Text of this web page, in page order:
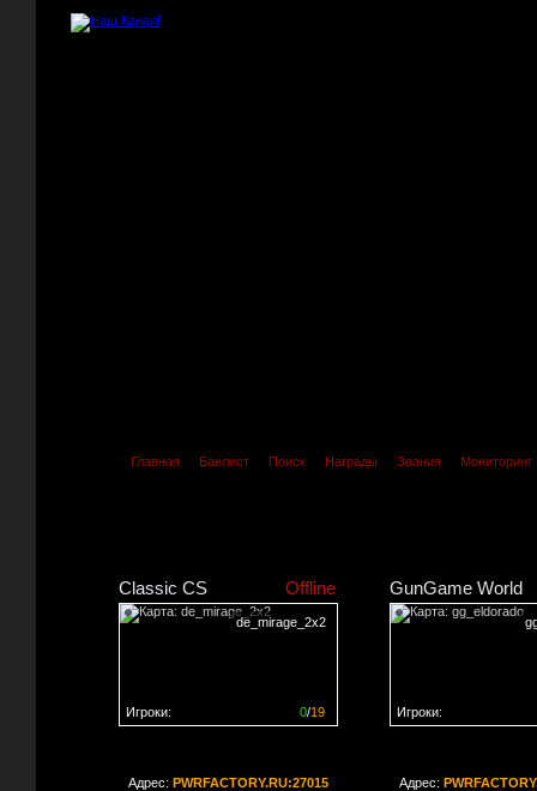
Главная Банлист Поиск Награды Звания Мониторинг
Classic CS Offline
de_mirage_2x2
0/19
Игроки:
GunGame World
Игроки:
Адрес: PWRFACTORY.RU:27015
Адрес: